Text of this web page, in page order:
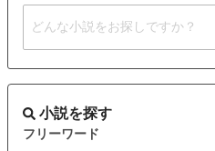
小説を探す
フリーワード